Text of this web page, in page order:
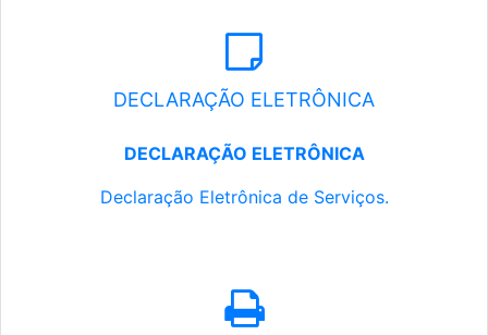
DECLARAÇÃO ELETRÔNICA
DECLARAÇÃO ELETRÔNICA
Declaração Eletrônica de Serviços.